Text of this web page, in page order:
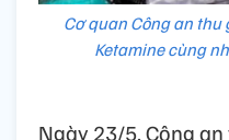
Cơ quan Công an
Ketamine cùng
Ngày 23/5, Công